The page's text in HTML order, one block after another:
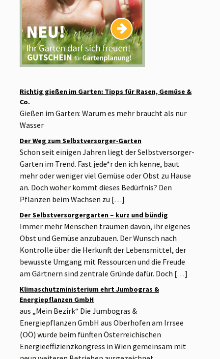
Richtig gießen im Garten: Tipps für Rasen, Gemüse &
Co.
Gießen im Garten: Warum es mehr braucht als nur
Wasser
Der Weg zum Selbstversorger-Garten
Schon seit einigen Jahren liegt der Selbstversorger-
Garten im Trend. Fast jede*r den ich kenne, baut
mehr oder weniger viel Gemüse oder Obst zu Hause
an. Doch woher kommt dieses Bedürfnis? Den
Pflanzen beim Wachsen zu […]
Der Selbstversorgergarten – kurz und bündig
Immer mehr Menschen träumen davon, ihr eigenes
Obst und Gemüse anzubauen. Der Wunsch nach
Kontrolle über die Herkunft der Lebensmittel, der
bewusste Umgang mit Ressourcen und die Freude
am Gärtnern sind zentrale Gründe dafür. Doch […]
Klimaschutzministerium ehrt Jumbogras &
Energiepflanzen GmbH
aus „Mein Bezirk“ Die Jumbogras &
Energiepflanzen GmbH aus Oberhofen am Irrsee
(OÖ) wurde beim fünften Österreichischen
Energieeffizienzkongress in Wien gemeinsam mit